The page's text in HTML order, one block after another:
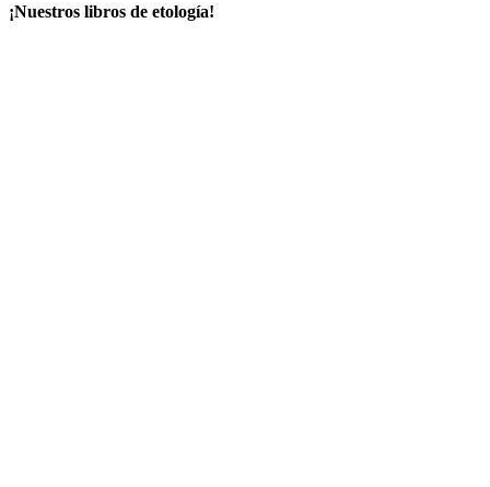
¡Nuestros libros de etología!